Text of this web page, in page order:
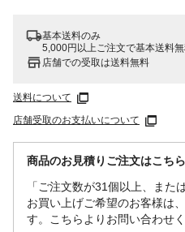
基本送料のみ
5,000円以上ご注文で基本送料
店舗での受取は送料無料
送料について
店舗受取のお支払いについて
商品のお見積りご注文はこちら
「ご注文数が31個以上、また
お買い上げご希望のお客様は
す。こちらよりお問い合わせく